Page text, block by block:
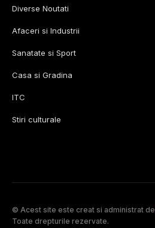
Diverse Noutati
Afaceri si Industrii
Sanatate si Sport
Casa si Gradina
ITC
Stiri culturale
© Acest site este creat si administrat de
Toate drepturile rezervate.